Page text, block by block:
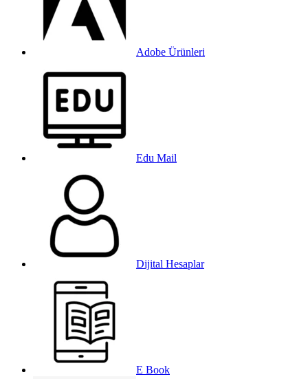
Adobe Ürünleri
Edu Mail
Dijital Hesaplar
E Book